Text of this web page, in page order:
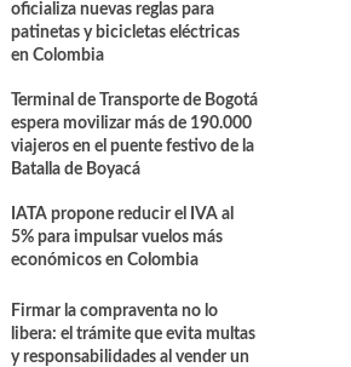
oficializa nuevas reglas para
patinetas y bicicletas eléctricas
en Colombia
Terminal de Transporte de Bogotá
espera movilizar más de 190.000
viajeros en el puente festivo de la
Batalla de Boyacá
IATA propone reducir el IVA al
5% para impulsar vuelos más
económicos en Colombia
Firmar la compraventa no lo
libera: el trámite que evita multas
y responsabilidades al vender un